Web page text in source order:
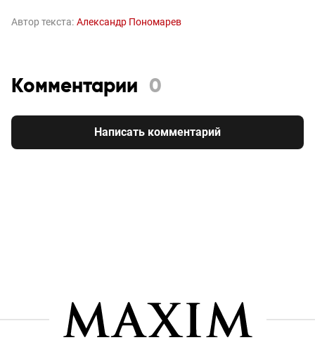
Автор текста: Александр Пономарев
Комментарии 0
Написать комментарий